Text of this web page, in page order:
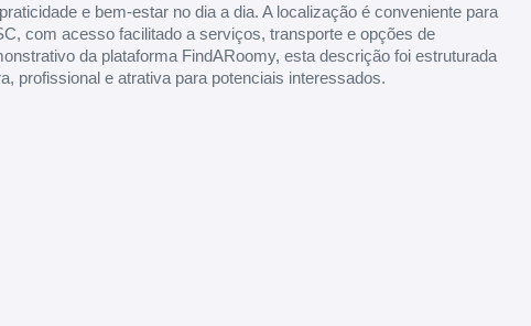
e bem-estar no dia a dia. A localização é conveniente para
com acesso facilitado a serviços, transporte e opções de
da plataforma FindARoomy, esta descrição foi estruturada
profissional e atrativa para potenciais interessados.